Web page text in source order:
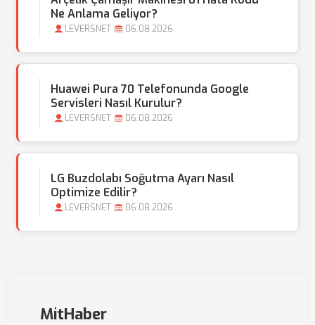
Ne Anlama Geliyor?
LEVERSNET 06.08.2026
Huawei Pura 70 Telefonunda Google
Servisleri Nasıl Kurulur?
LEVERSNET 06.08.2026
LG Buzdolabı Soğutma Ayarı Nasıl
Optimize Edilir?
LEVERSNET 06.08.2026
MitHaber